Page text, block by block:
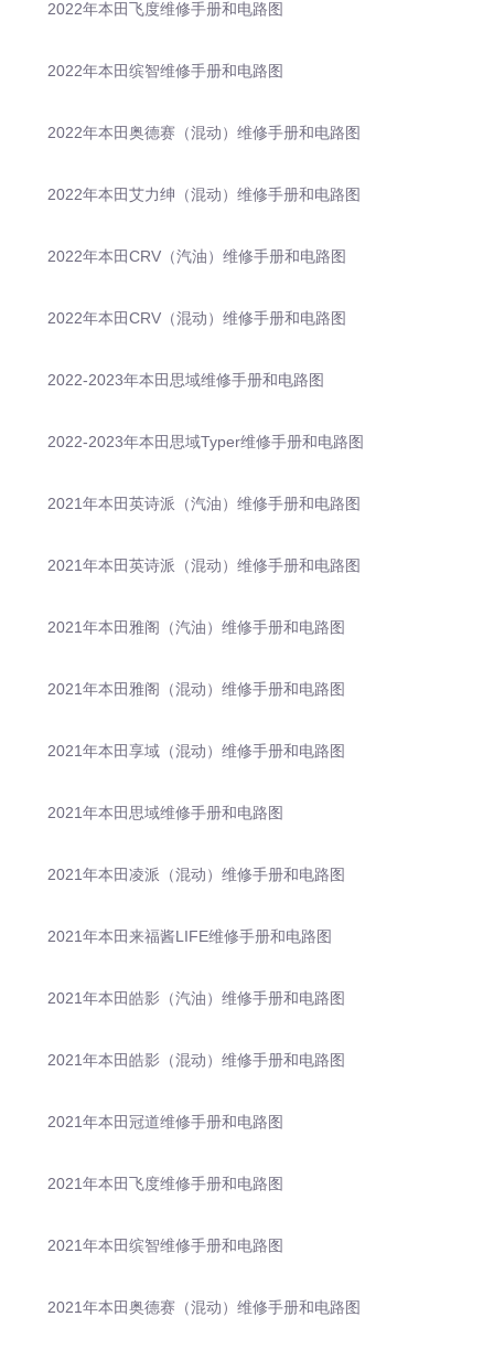
2022年本田飞度维修手册和电路图
2022年本田缤智维修手册和电路图
2022年本田奥德赛（混动）维修手册和电路图
2022年本田艾力绅（混动）维修手册和电路图
2022年本田CRV（汽油）维修手册和电路图
2022年本田CRV（混动）维修手册和电路图
2022-2023年本田思域维修手册和电路图
2022-2023年本田思域Typer维修手册和电路图
2021年本田英诗派（汽油）维修手册和电路图
2021年本田英诗派（混动）维修手册和电路图
2021年本田雅阁（汽油）维修手册和电路图
2021年本田雅阁（混动）维修手册和电路图
2021年本田享域（混动）维修手册和电路图
2021年本田思域维修手册和电路图
2021年本田凌派（混动）维修手册和电路图
2021年本田来福酱LIFE维修手册和电路图
2021年本田皓影（汽油）维修手册和电路图
2021年本田皓影（混动）维修手册和电路图
2021年本田冠道维修手册和电路图
2021年本田飞度维修手册和电路图
2021年本田缤智维修手册和电路图
2021年本田奥德赛（混动）维修手册和电路图